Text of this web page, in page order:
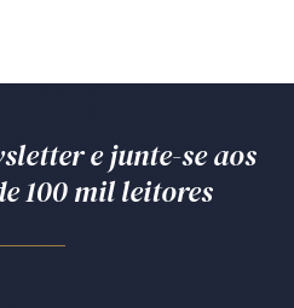
e junte-se aos
100 mil leitores